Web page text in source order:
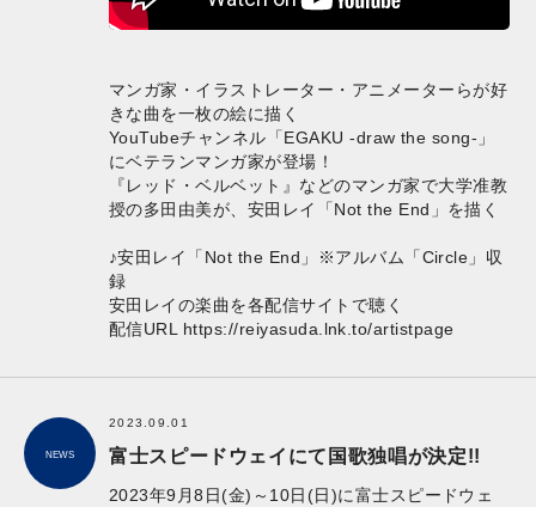
マンガ家・イラストレーター・アニメーターらが好
きな曲を一枚の絵に描く
YouTubeチャンネル「EGAKU -draw the song-」
にベテランマンガ家が登場！
『レッド・ベルベット』などのマンガ家で大学准教
授の多田由美が、安田レイ「Not the End」を描く
♪安田レイ「Not the End」※アルバム「Circle」収
録
安田レイの楽曲を各配信サイトで聴く
配信URL https://reiyasuda.lnk.to/artistpage
NEWS
2023.09.01
富士スピードウェイにて国歌独唱が決定!!
2023年9月8日(金)～10日(日)に富士スピードウェ